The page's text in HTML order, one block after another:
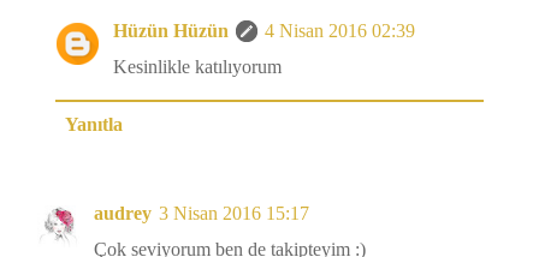
Hüzün Hüzün
4 Nisan 2016 02:39
Kesinlikle katılıyorum
Yanıtla
audrey 3 Nisan 2016 15:17
Çok seviyorum ben de takipteyim :)